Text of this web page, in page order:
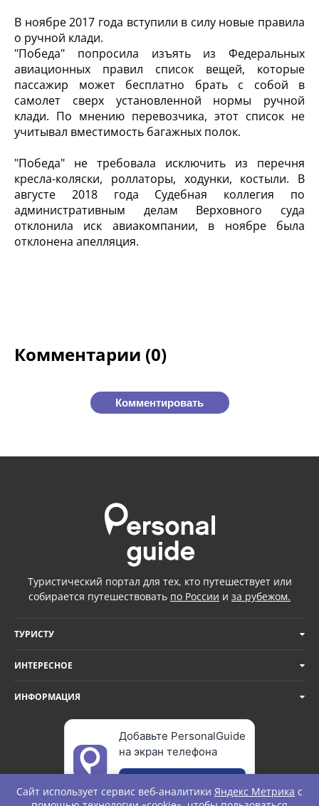
В ноябре 2017 года вступили в силу новые правила
о ручной клади.
"Победа" попросила изъять из Федеральных
авиационных правил список вещей, которые
пассажир может бесплатно брать с собой в
самолет сверх установленной нормы ручной
клади. По мнению перевозчика, этот список не
учитывал вместимость багажных полок.
"Победа" не требовала исключить из перечня
кресла-коляски, роллаторы, ходунки, костыли. В
августе 2018 года Судебная коллегия по
административным делам Верховного суда
отклонила иск авиакомпании, в ноябре была
отклонена апелляция.
Комментарии (0)
Комментировать
Туристический портал для тех, кто путешествует или
собирается путешествовать по России и за рубежом.
ТУРИСТУ
ИНТЕРЕСНОЕ
ИНФОРМАЦИЯ
Добавьте PersonalGuide
на экран телефона
Сайт использует сервис веб-аналитики Яндекс Метрика с